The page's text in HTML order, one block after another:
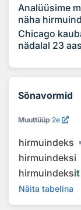
Analüüsime
näha
Chicago
nädalal 23
Sõnavormid
Muuttüüp 2e
hirmuindeks
hirmuindeksi
hirmuindeksit
Näita tabelina